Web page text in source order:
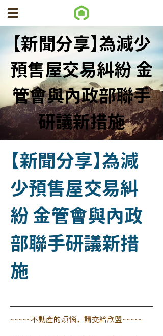
【新聞分享】為減少
預售屋交易糾紛 金
管會與內政部聯手
研議新措施
【新聞分享】為減
少預售屋交易糾
紛 金管會與內政
部聯手研議新措
施
~~~~~不動產的煩惱，請交給欣盟~~~~~